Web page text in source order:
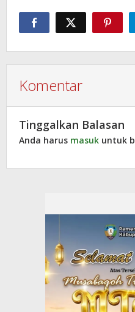
Komentar
Tinggalkan Balasan
Anda harus masuk untuk